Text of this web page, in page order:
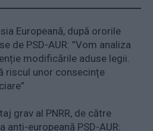
Europeană, după ororile
de PSD-AUR: ”Vom analiza
modificările aduse legii.
riscul unor consecințe
grav al PNRR, de către
anti-europeană PSD-AUR: